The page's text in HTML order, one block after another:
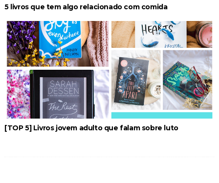
5 livros que tem algo relacionado com comida
[TOP 5] Livros jovem adulto que falam sobre luto